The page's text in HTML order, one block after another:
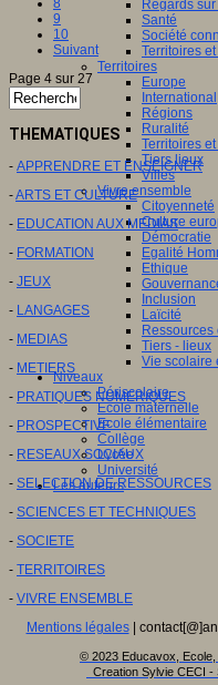
Regards sur
Santé
Société
Territoires
Territoires
Europe
International
Régions
Ruralité
Territoires
Tiers lieux
Villes
Vivre ensemble
Citoyenneté
Culture
Démocratie
Egalité
Ethique
Inclusion
Laïcité
Ressources
Tiers - lieux
Vie scolaire
Niveaux
Périscolaire
Ecole maternelle
Ecole élémentaire
Collège
Lycée
Université
Les auteurs
9
10
Suivant
Page 4 sur 27
THEMATIQUES
- APPRENDRE ET ENSEIGNER
-ARTS ET CULTURE
- EDUCATION AUX MEDIAS
- FORMATION
- JEUX
- LANGAGES
- MEDIAS
- METIERS
- PRATIQUES NUMERIQUES
- PROSPECTIVE
- RESEAUX SOCIAUX
- SELECTION DE RESSOURCES
- SCIENCES ET TECHNIQUES
- SOCIETE
- TERRITOIRES
- VIVRE ENSEMBLE
Mentions légales|
© 2023 Educavox,
Creation Sylvie CECI -